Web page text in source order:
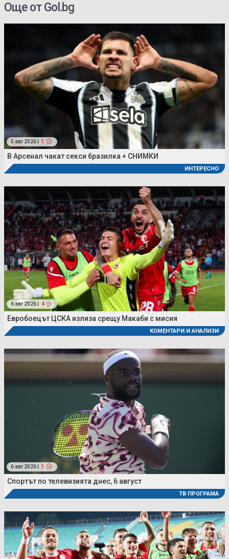
Още от Gol.bg
5 авг 2026 | 1
В Арсенал чакат секси бразилка + СНИМКИ
ИНТЕРЕСНО
6 авг 2026 | 4
Евробоецът ЦСКА излиза срещу Макаби с мисия
КОМЕНТАРИ И АНАЛИЗИ
6 авг 2026 | 1
Спортът по телевизията днес, 6 август
ТВ ПРОГРАМА